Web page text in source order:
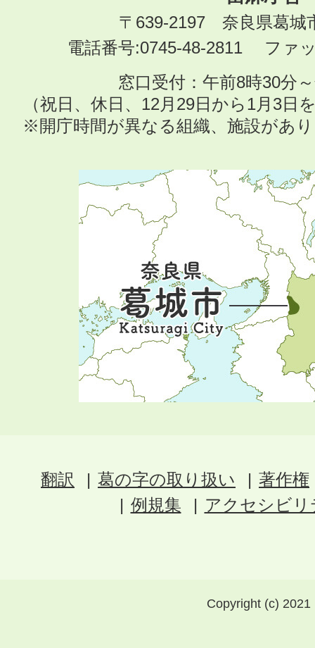
〒639-2197 奈良県葛城
電話番号:0745-48-2811 ファ
窓口受付：午前8時30分
（祝日、休日、12月29日から1月3日
※開庁時間が異なる組織、施設があ
翻訳 葛の字の取り扱い
著作権
例規集
アクセシビ
Copyright (c)